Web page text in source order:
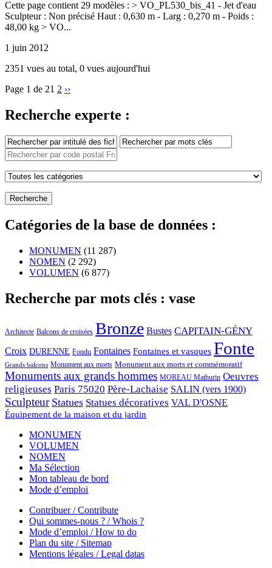
Cette page contient 29 modèles : > VO_PL530_bis_41 - Jet d'eau
Sculpteur : Non précisé Haut : 0,630 m - Larg : 0,270 m - Poids :
48,00 kg > VO...
1 juin 2012
2351 vues au total, 0 vues aujourd'hui
Page 1 de 21 2 ››
Recherche experte :
Catégories de la base de données :
MONUMEN (11 287)
NOMEN (2 292)
VOLUMEN (6 877)
Recherche par mots clés : vase
Architecte Balcons de croisées Bronze Bustes CAPITAIN-GÉNY
Croix DURENNE Fondu Fontaines Fontaines et vasques Fonte
Grands balcons Monument aux morts Monument aux morts et commémoratif
Monuments aux grands hommes MOREAU Mathurin Oeuvres
religieuses Paris 75020 Père-Lachaise SALIN (vers 1900)
Sculpteur Statues Statues décoratives VAL D'OSNE
Équipement de la maison et du jardin
MONUMEN
VOLUMEN
NOMEN
Ma Sélection
Mon tableau de bord
Mode d’emploi
Contribuer / Contribute
Qui sommes-nous ? / Whois ?
Mode d’emploi / How to do
Plan du site / Sitemap
Mentions légales / Legal datas